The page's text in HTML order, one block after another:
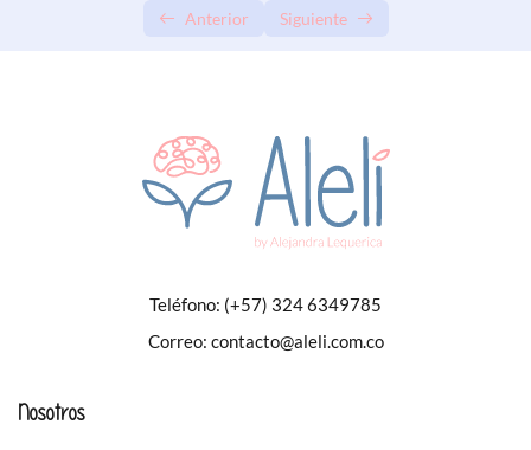
Anterior Siguiente
Teléfono: (+57) 324 6349785
Correo: contacto@aleli.com.co
Nosotros